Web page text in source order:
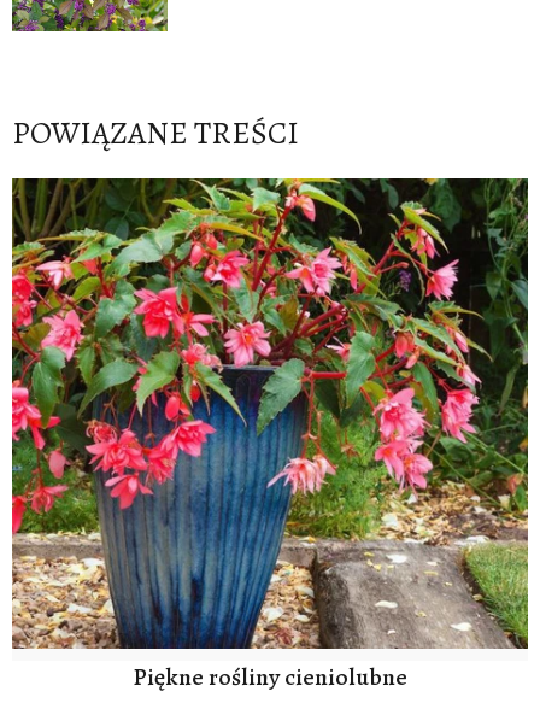
POWIĄZANE TREŚCI
Piękne rośliny cieniolubne